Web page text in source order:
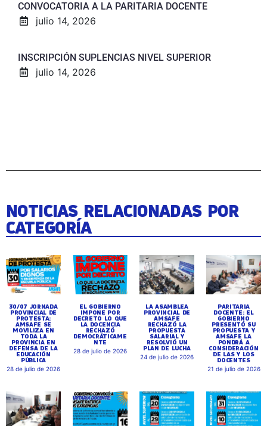
CONVOCATORIA A LA PARITARIA DOCENTE
julio 14, 2026
INSCRIPCIÓN SUPLENCIAS NIVEL SUPERIOR
julio 14, 2026
NOTICIAS RELACIONADAS POR
CATEGORÍA
30/07 JORNADA
PROVINCIAL DE
PROTESTA:
AMSAFE SE
MOVILIZA EN
TODA LA
PROVINCIA EN
DEFENSA DE LA
EDUCACIÓN
PÚBLICA
28 de julio de 2026
EL GOBIERNO
IMPONE POR
DECRETO LO QUE
LA DOCENCIA
RECHAZÓ
DEMOCRÁTICAME
NTE
28 de julio de 2026
LA ASAMBLEA
PROVINCIAL DE
AMSAFE
RECHAZÓ LA
PROPUESTA
SALARIAL Y
RESOLVIÓ UN
PLAN DE LUCHA
24 de julio de 2026
PARITARIA
DOCENTE: EL
GOBIERNO
PRESENTÓ SU
PROPUESTA Y
AMSAFE LA
PONDRÁ A
CONSIDERACIÓN
DE LAS Y LOS
DOCENTES
21 de julio de 2026